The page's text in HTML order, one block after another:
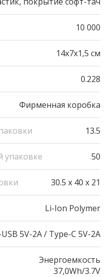
10 000
14х7х1,5 см
0.228
Фирменная коробка
13.5
упаковке 50
30.5 x 40 x 21
Li-Ion Polymer
5V-2A / Type-C 5V-2A
Энергоемкость
37,0Wh/3.7V